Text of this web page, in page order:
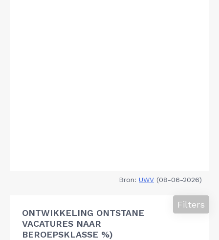
Bron: UWV (08-06-2026)
ONTWIKKELING ONTSTANE
VACATURES NAAR
BEROEPSKLASSE %)
Filters